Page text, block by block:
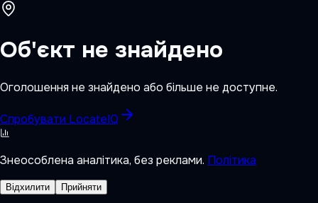
Об'єкт не знайдено
Оголошення не знайдено або більше не доступне.
Спробувати LocateIQ
Знеособлена аналітика, без реклами. Політика
Відхилити Прийняти